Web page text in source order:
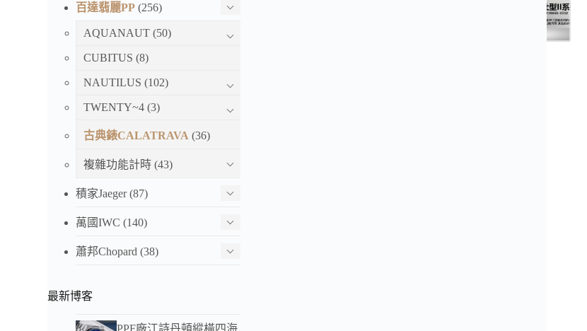
百達翡麗PP (256)
AQUANAUT (50)
CUBITUS (8)
NAUTILUS (102)
TWENTY~4 (3)
古典錶CALATRAVA (36)
複雜功能計時 (43)
積家Jaeger(87)
萬國IWC (140)
蕭邦Chopard (38)
最新博客
PPF廠江詩丹頓縱橫四海